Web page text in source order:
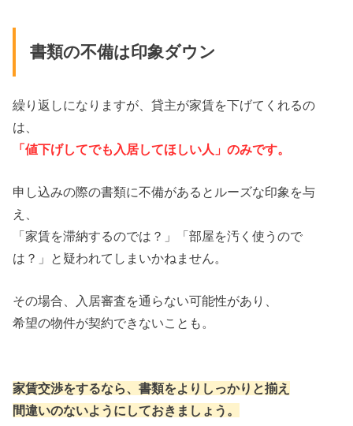
書類の不備は印象ダウン
繰り返しになりますが、貸主が家賃を下げてくれるの
は、
「値下げしてでも入居してほしい人」のみです。
申し込みの際の書類に不備があるとルーズな印象を与
え、
「家賃を滞納するのでは？」「部屋を汚く使うので
は？」と疑われてしまいかねません。
その場合、入居審査を通らない可能性があり、
希望の物件が契約できないことも。
家賃交渉をするなら、書類をよりしっかりと揃え
間違いのないようにしておきましょう。